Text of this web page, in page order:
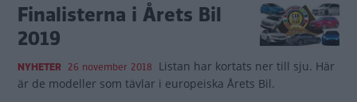
Finalisterna i Årets Bil
2019
NYHETER 26 november 2018 Listan har kortats ner till sju. Här
är de modeller som tävlar i europeiska Årets Bil.